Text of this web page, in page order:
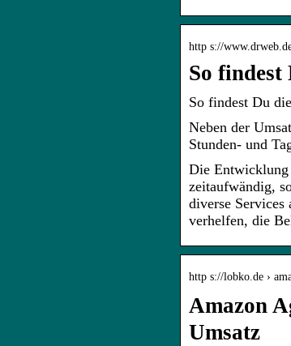
http s://
So
So findest Du
Neben der
Stunden- und
Die Entwicklung
zeitaufwändig,
diverse
verhelfen, die
http s://lobko.de ›
Amazon
Umsatz